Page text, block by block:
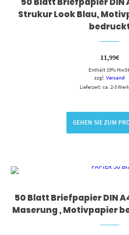
Strukur Look Blau,
11,99€
Enthält 19%
zzgl. Versand
Lieferzeit: ca. 2-3
GEHEN SIE ZUM
50 Blatt Briefpapier DIN
Maserung , Motivpapier